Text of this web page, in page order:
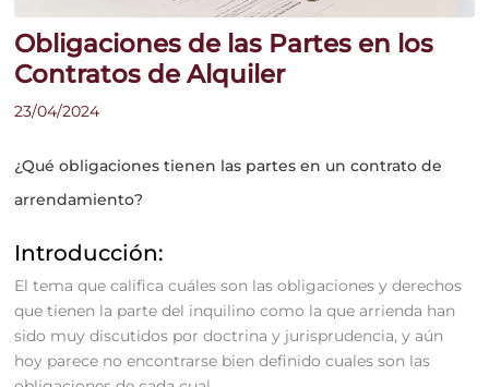
Obligaciones de las Partes en los
Contratos de Alquiler
23/04/2024
¿Qué obligaciones tienen las partes en un contrato de
arrendamiento?
Introducción:
El tema que califica cuáles son las obligaciones y derechos
que tienen la parte del inquilino como la que arrienda han
sido muy discutidos por doctrina y jurisprudencia, y aún
hoy parece no encontrarse bien definido cuales son las